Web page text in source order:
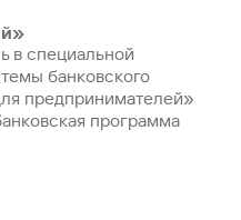
в специальной
банковского
предпринимателей»
программа